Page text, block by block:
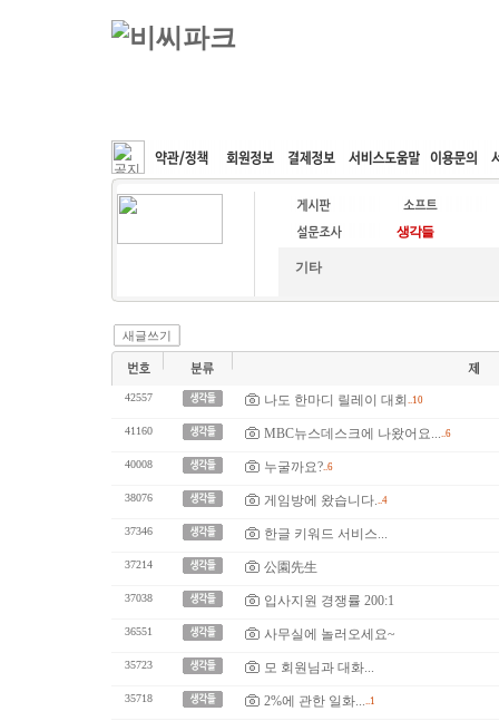
커뮤니티 속도패치 웹호스팅 공동구매
기타
새글쓰기
42557 나도 한마디 릴레이 대회 ..10
41160 MBC뉴스데스크에 나왔어요.....6
40008 누굴까요?..6
38076 게임방에 왔습니다...4
37346 한글 키워드 서비스...
37214 公園先生
37038 입사지원 경쟁률 200:1
36551 사무실에 놀러오세요~
35723 모 회원님과 대화...
35718 2%에 관한 일화.....1